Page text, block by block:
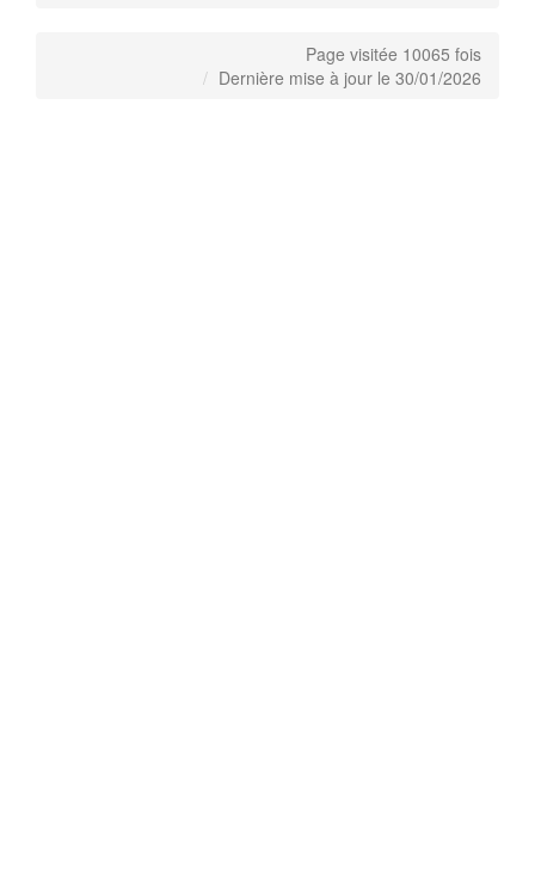
Page visitée 10065 fois
Dernière mise à jour le 30/01/2026